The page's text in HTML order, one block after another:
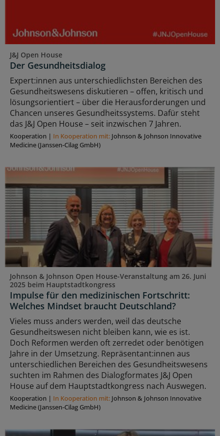
J&J Open House
Der Gesundheitsdialog
Expert:innen aus unterschiedlichsten Bereichen des
Gesundheitswesens diskutieren – offen, kritisch und
lösungsorientiert – über die Herausforderungen und
Chancen unseres Gesundheitssystems. Dafür steht
das J&J Open House – seit inzwischen 7 Jahren.
Kooperation | In Kooperation mit: Johnson & Johnson Innovative
Medicine (Janssen-Cilag GmbH)
Johnson & Johnson Open House-Veranstaltung am 26. Juni
2025 beim Hauptstadtkongress
Impulse für den medizinischen Fortschritt:
Welches Mindset braucht Deutschland?
Vieles muss anders werden, weil das deutsche
Gesundheitswesen nicht bleiben kann, wie es ist.
Doch Reformen werden oft zerredet oder benötigen
Jahre in der Umsetzung. Repräsentant:innen aus
unterschiedlichen Bereichen des Gesundheitswesens
suchten im Rahmen des Dialogformates J&J Open
House auf dem Hauptstadtkongress nach Auswegen.
Kooperation | In Kooperation mit: Johnson & Johnson Innovative
Medicine (Janssen-Cilag GmbH)